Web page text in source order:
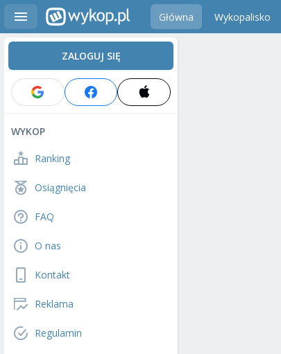
Główna Wykopalisko
ZALOGUJ SIĘ
WYKOP
Ranking
Osiągnięcia
FAQ
O nas
Kontakt
Reklama
Regulamin